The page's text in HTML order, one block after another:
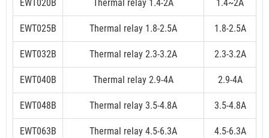
EWT020B Thermal relay 1.4-2A 1.4~2A
EWT025B Thermal relay 1.8-2.5A 1.8-2.5A
EWT032B Thermal relay 2.3-3.2A 2.3-3.2A
EWT040B Thermal relay 2.9-4A 2.9-4A
EWT048B Thermal relay 3.5-4.8A 3.5-4.8A
EWT063B Thermal relay 4.5-6.3A 4.5-6.3A